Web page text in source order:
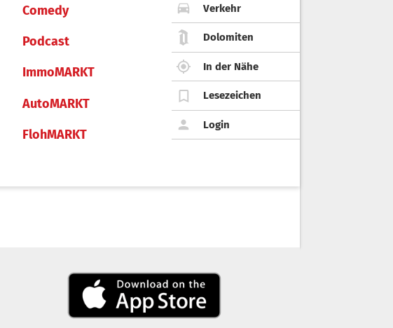
Comedy
Podcast
ImmoMARKT
AutoMARKT
FlohMARKT
Verkehr
Dolomiten
In der Nähe
Lesezeichen
Login